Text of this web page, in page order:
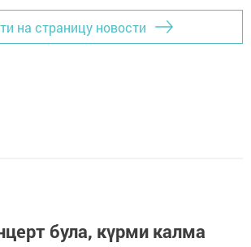
на страницу новости
була, күрми калма